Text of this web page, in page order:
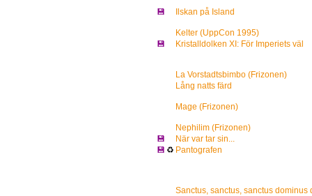
💾 Ilskan på Island
Kelter (UppCon 1995)
💾
Kristalldolken XI: För Imperiets väl
La Vorstadtsbimbo (Frizonen)
Lång natts färd
Mage (Frizonen)
Nephilim (Frizonen)
💾
När var tar sin...
💾 ♻ Pantografen
Sanctus, sanctus, sanctus dominus